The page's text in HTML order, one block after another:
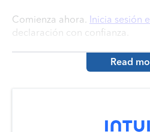
Comienza ahora. Inicia sesión
declaración con confianza.
Read